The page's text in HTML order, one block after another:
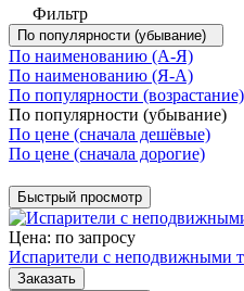
Фильтр
По популярности (убывание)
По наименованию (А-Я)
По наименованию (Я-А)
По популярности (возрастание)
По популярности (убывание)
По цене (сначала дешёвые)
По цене (сначала дорогие)
Быстрый просмотр
Цена: по запросу
Испарители с неподвижными
Заказать